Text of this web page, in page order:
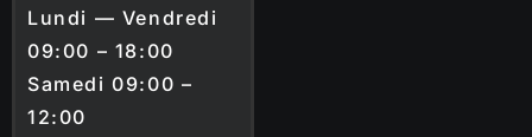
Lundi — Vendredi
09:00 – 18:00
Samedi 09:00 –
12:00